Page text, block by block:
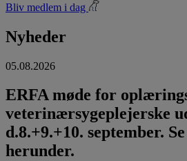
Bliv medlem i dag
Nyheder
05.08.2026
ERFA møde for
veterinærsygeplejerske
d.8.+9.+10. september.
herunder.